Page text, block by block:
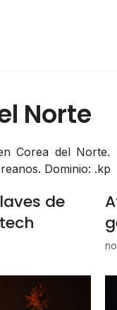
Norte
Corea del
Dominio: .kp
de